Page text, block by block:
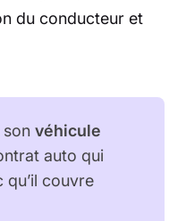
du conducteur et
son véhicule
auto qui
couvre